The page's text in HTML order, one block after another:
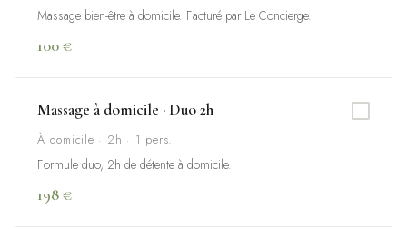
Massage bien-être à domicile. Facturé par Le Concierge.
100 €
Massage à domicile · Duo 2h
À domicile · 2h · 1 pers.
Formule duo, 2h de détente à domicile.
198 €